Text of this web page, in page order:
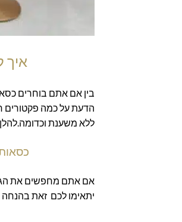
איך
בין אם אתם בוחרים
הדעת על כמה פקטורים
ללא משענת
כסאות
יתאימו לכם זאת בהנחה